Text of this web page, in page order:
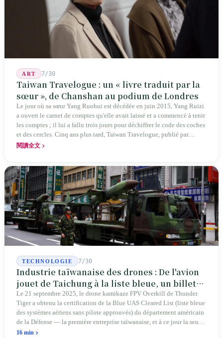
ART 7/30
Taiwan Travelogue : un « livre traduit par la
sœur », de Chanshan au podium de Londres
Le jour où sa sœur Yang Ruohui est décédée en juin 2015, Yang Ruizi
a ouvert le carnet de comptes qu'elle avait laissé et a commencé à tenir
les comptes ; il lui a fallu trois jours pour déchiffrer le code des coches
et des cercles. Cinq ans plus tard, Taiwan Travelogue, publié par
Chanshan, portait la mention « par Chihako Aoyama, traduit par Yang
traduit un livre inexistant sous le nom de sa sœur.
閱讀全文
TECHNOLOGIE 7/30
Industrie taïwanaise des drones : De l'avion
jouet de Taichung à la liste bleue, un billet
d'entrée pour Thunder Tiger
Le 21 septembre 2025, le drone kamikaze FPV Overkill de Thunder
Tiger a obtenu la certification de la Blue UAS Cleared List (liste bleue
des systèmes aériens sans pilote approuvés) du département américain
de la Défense — la première entreprise taïwanaise, et à ce jour la seule.
Sur les 39 plateformes de drones finis et les 165 composants de cette
16 min